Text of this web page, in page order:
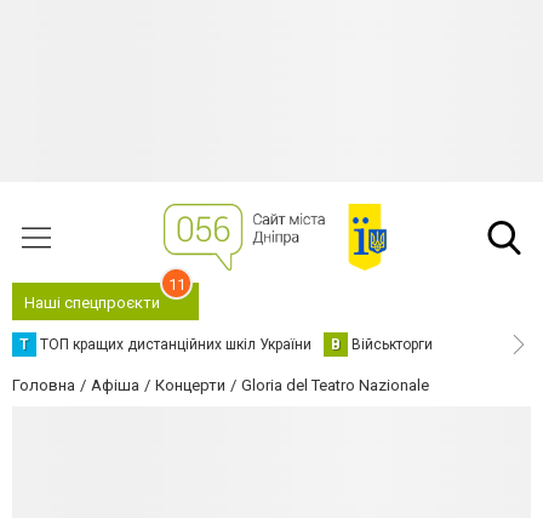
Наші спецпроєкти
11
Т ТОП кращих дистанційних шкіл України В Військторги
Головна Афіша Концерти Gloria del Teatro Nazionale